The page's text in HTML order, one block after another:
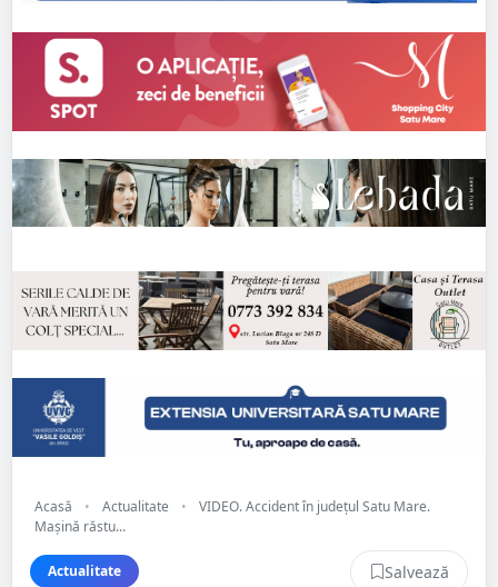
Acasă • Actualitate •
VIDEO. Accident în județul Satu Mare.
Mașină răstu...
Actualitate Salvează